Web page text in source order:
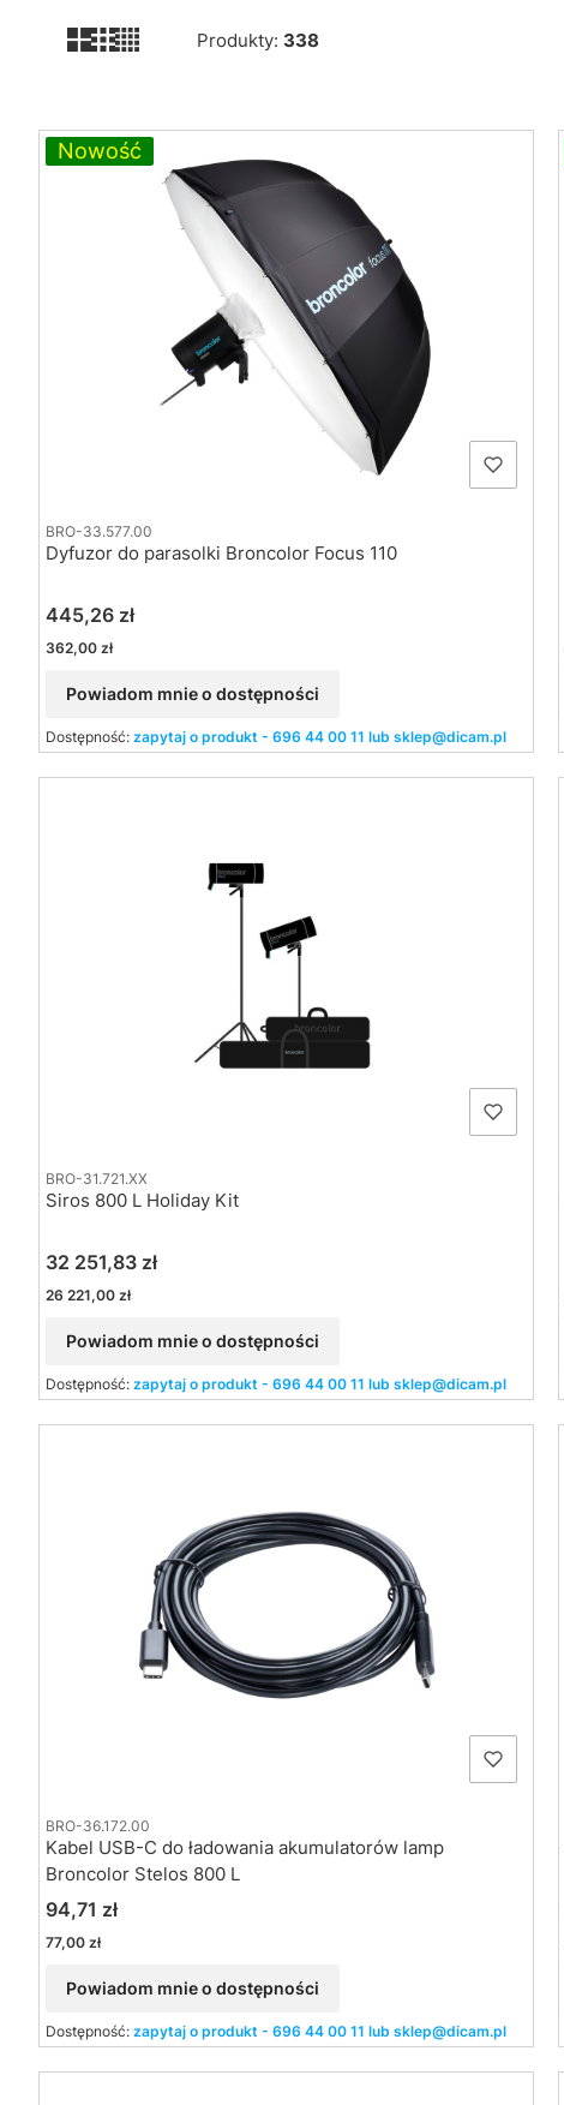
Produkty: 338
Lista produktów
Nowość
BRO-33.577.00
Dyfuzor do parasolki Broncolor Focus 110
Cena
445,26 zł
Cena
362,00 zł
Powiadom mnie o dostępności
Dostępność: zapytaj o produkt - 696 44 00 11 lub sklep@dicam.pl
BRO-31.721.XX
Siros 800 L Holiday Kit
Cena
32 251,83 zł
Cena
26 221,00 zł
Powiadom mnie o dostępności
Dostępność: zapytaj o produkt - 696 44 00 11 lub sklep@dicam.pl
BRO-36.172.00
Kabel USB-C do ładowania akumulatorów lamp
Broncolor Stelos 800 L
Cena
94,71 zł
Cena
77,00 zł
Powiadom mnie o dostępności
Dostępność: zapytaj o produkt - 696 44 00 11 lub sklep@dicam.pl